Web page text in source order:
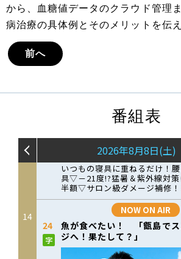
から、血糖値データのクラウド管理
病治療の具体例とそのメリットを伝え
前へ
番組表